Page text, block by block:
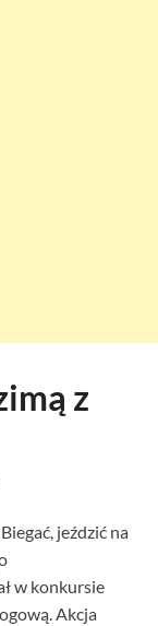
z
jeździć na
w konkursie
Akcja